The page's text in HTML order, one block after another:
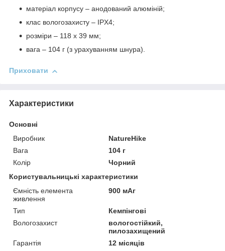
матеріал корпусу – анодований алюміній;
клас вологозахисту – IPX4;
розміри – 118 х 39 мм;
вага – 104 г (з урахуванням шнура).
Приховати
Характеристики
Основні
Виробник
NatureHike
Вага
104 г
Колір
Чорний
Користувальницькі характеристики
Ємність елемента
живлення
900 мАг
Тип
Кемпінгові
Вологозахист
вологостійкий,
пилозахищений
Гарантія
12 місяців